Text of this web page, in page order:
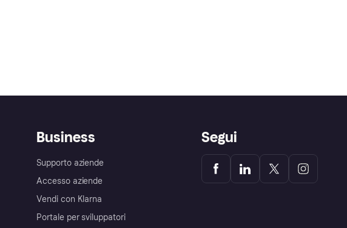
Business
Supporto aziende
Accesso aziende
Vendi con Klarna
Portale per sviluppatori
Segui